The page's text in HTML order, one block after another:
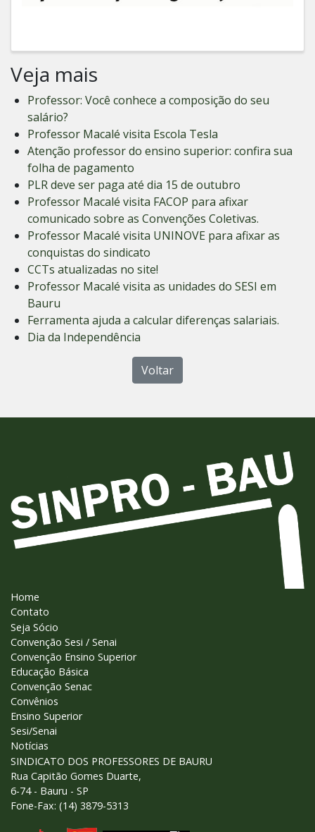
Veja mais
Professor: Você conhece a composição do seu
salário?
Professor Macalé visita Escola Tesla
Atenção professor do ensino superior: confira sua
folha de pagamento
PLR deve ser paga até dia 15 de outubro
Professor Macalé visita FACOP para afixar
comunicado sobre as Convenções Coletivas.
Professor Macalé visita UNINOVE para afixar as
conquistas do sindicato
CCTs atualizadas no site!
Professor Macalé visita as unidades do SESI em
Bauru
Ferramenta ajuda a calcular diferenças salariais.
Dia da Independência
Voltar
Home
Contato
Seja Sócio
Convenção Sesi / Senai
Convenção Ensino Superior
Educação Básica
Convenção Senac
Convênios
Ensino Superior
Sesi/Senai
Notícias
SINDICATO DOS PROFESSORES DE BAURU
Rua Capitão Gomes Duarte,
6-74 - Bauru - SP
Fone-Fax: (14) 3879-5313